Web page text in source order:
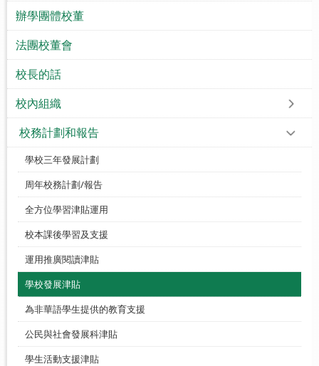
辦學團體校董
法團校董會
校長的話
校內組織
校務計劃和報告
學校三年發展計劃
周年校務計劃/報告
全方位學習津貼運用
校本課後學習及支援
運用推廣閱讀津貼
學校發展津貼
為非華語學生提供的教育支援
公民與社會發展科津貼
學生活動支援津貼